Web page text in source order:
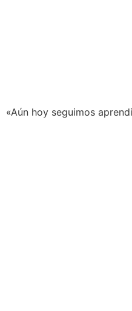
«Aún hoy seguimos